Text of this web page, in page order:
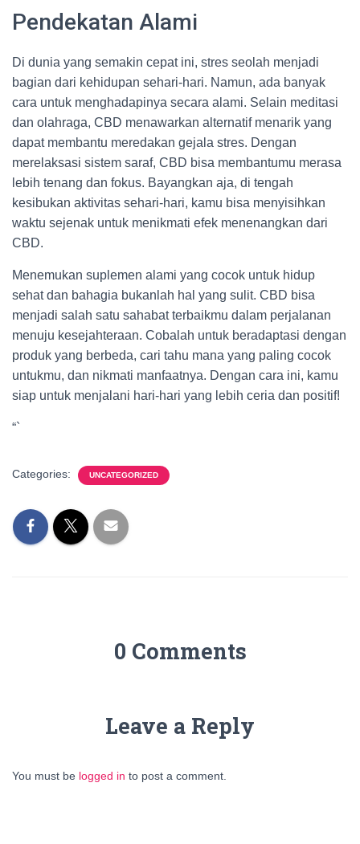
Pendekatan Alami
Di dunia yang semakin cepat ini, stres seolah menjadi
bagian dari kehidupan sehari-hari. Namun, ada banyak
cara untuk menghadapinya secara alami. Selain meditasi
dan olahraga, CBD menawarkan alternatif menarik yang
dapat membantu meredakan gejala stres. Dengan
merelaksasi sistem saraf, CBD bisa membantumu merasa
lebih tenang dan fokus. Bayangkan aja, di tengah
kesibukan aktivitas sehari-hari, kamu bisa menyisihkan
waktu sejenak untuk menikmati efek menenangkan dari
CBD.
Menemukan suplemen alami yang cocok untuk hidup
sehat dan bahagia bukanlah hal yang sulit. CBD bisa
menjadi salah satu sahabat terbaikmu dalam perjalanan
menuju kesejahteraan. Cobalah untuk beradaptasi dengan
produk yang berbeda, cari tahu mana yang paling cocok
untukmu, dan nikmati manfaatnya. Dengan cara ini, kamu
siap untuk menjalani hari-hari yang lebih ceria dan positif!
“`
Categories: UNCATEGORIZED
0 Comments
Leave a Reply
You must be logged in to post a comment.